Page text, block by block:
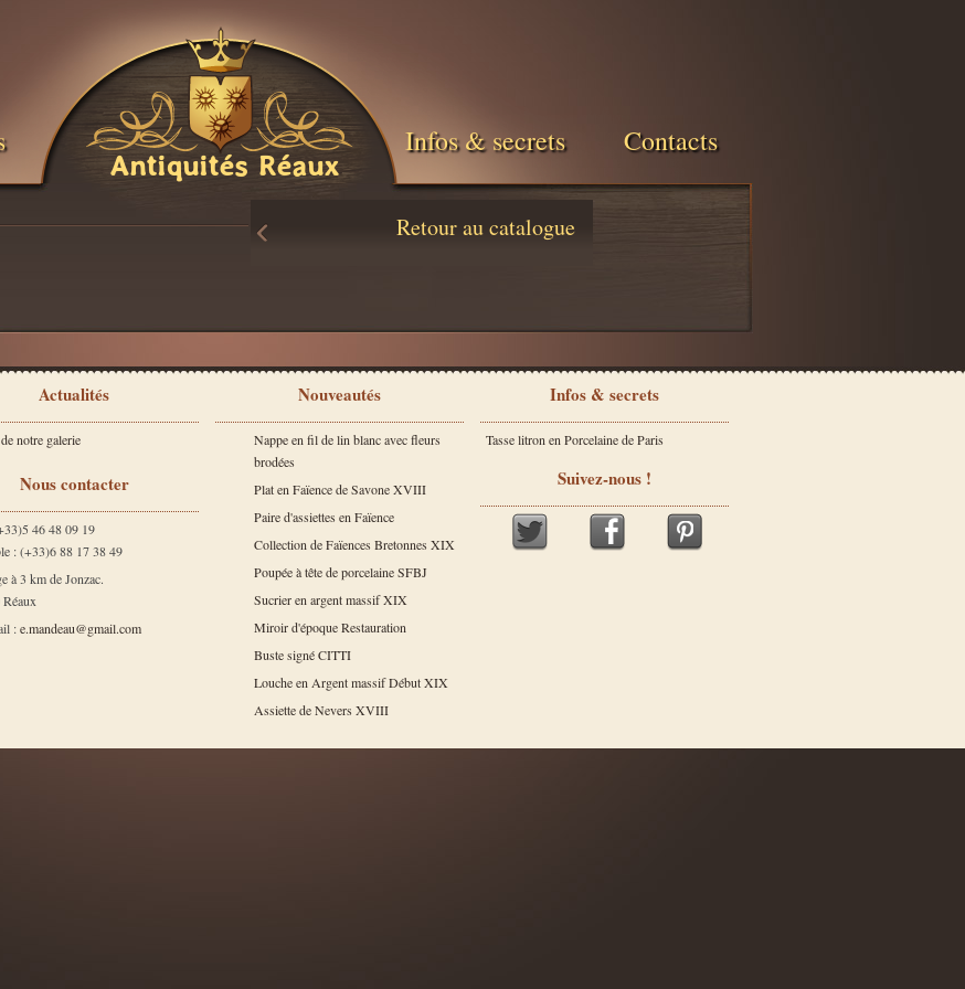
Antiquités Réaux
Infos & secrets Contacts
Retour au catalogue
Actualités
notre galerie
Nous contacter
46 48 09 19
: (+33)6 88 17 38 49
à 3 km de Jonzac.
:e.mandeau@gmail.com
Nouveautés
Nappe en fil de lin blanc avec fleurs
brodées
Plat en Faïence de Savone XVIII
Paire d'assiettes en Faïence
Collection de Faïences Bretonnes XIX
Poupée à tête de porcelaine SFBJ
Sucrier en argent massif XIX
Miroir d'époque Restauration
Buste signé CITTI
Louche en Argent massif Début XIX
Assiette de Nevers XVIII
Infos & secrets
Tasse litron en Porcelaine de Paris
Suivez-nous !